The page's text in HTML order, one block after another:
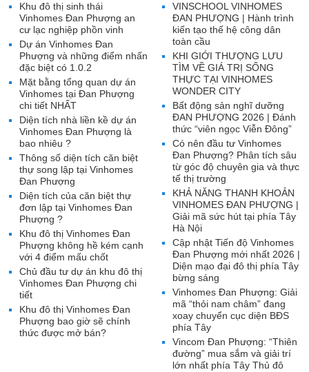
VINSCHOOL VINHOMES
ĐAN PHƯỢNG | Hành trình
kiến tạo thế hệ công dân
toàn cầu
KHI GIỚI THƯỢNG LƯU
TÌM VỀ GIÁ TRỊ SỐNG
THỰC TẠI VINHOMES
WONDER CITY
Bất động sản nghĩ dưỡng
ĐAN PHƯỢNG 2026 | Đánh
thức “viên ngọc Viễn Đông”
Có nên đầu tư Vinhomes
Đan Phượng? Phân tích sâu
từ góc độ chuyên gia và thực
tế thị trường
KHẢ NĂNG THANH KHOẢN
VINHOMES ĐAN PHƯỢNG |
Giải mã sức hút tại phía Tây
Hà Nội
Cập nhật Tiến độ Vinhomes
Đan Phượng mới nhất 2026 |
Diện mạo đại đô thị phía Tây
bừng sáng
Vinhomes Đan Phượng: Giải
mã “thỏi nam châm” đang
xoay chuyển cục diện BĐS
phía Tây
Vincom Đan Phượng: “Thiên
đường” mua sắm và giải trí
lớn nhất phía Tây Thủ đô
Khu đô thị sinh thái
Vinhomes Đan Phượng an
cư lạc nghiệp phồn vinh
Dự án Vinhomes Đan
Phượng và những điểm nhấn
đặc biệt có 1.0.2
Mặt bằng tổng quan dự án
Vinhomes tại Đan Phượng
chi tiết NHẤT
Diện tích nhà liền kề dự án
Vinhomes Đan Phượng là
bao nhiêu ?
Thông số diện tích căn biệt
thự song lập tại Vinhomes
Đan Phượng
Diện tích của căn biệt thự
đơn lập tại Vinhomes Đan
Phượng ?
Khu đô thị Vinhomes Đan
Phượng không hề kém cạnh
với 4 điểm mấu chốt
Chủ đầu tư dự án khu đô thị
Vinhomes Đan Phượng chi
tiết
Khu đô thị Vinhomes Đan
Phượng bao giờ sẽ chính
thức được mở bán?